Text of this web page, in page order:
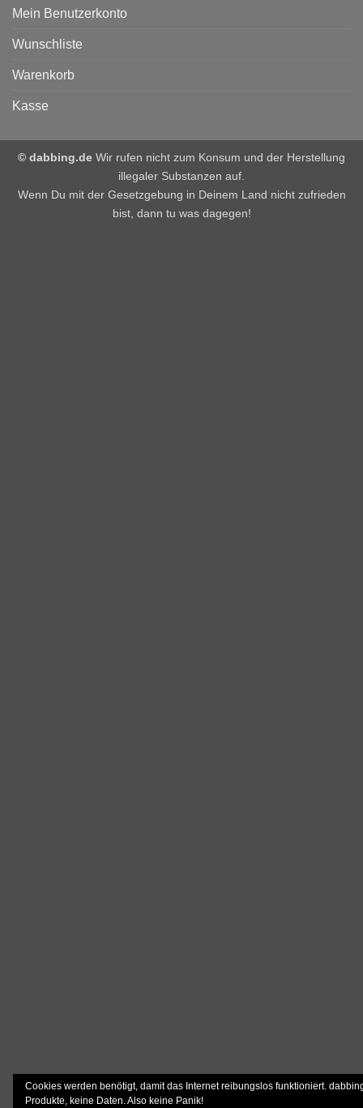
Mein Benutzerkonto
Wunschliste
Warenkorb
Kasse
© dabbing.de Wir rufen nicht zum Konsum und der Herstellung
illegaler Substanzen auf.
Wenn Du mit der Gesetzgebung in Deinem Land nicht zufrieden
bist, dann tu was dagegen!
Cookies werden benötigt, damit das Internet reibungslos funktioniert.
Produkte, keine Daten. Also keine Panik!